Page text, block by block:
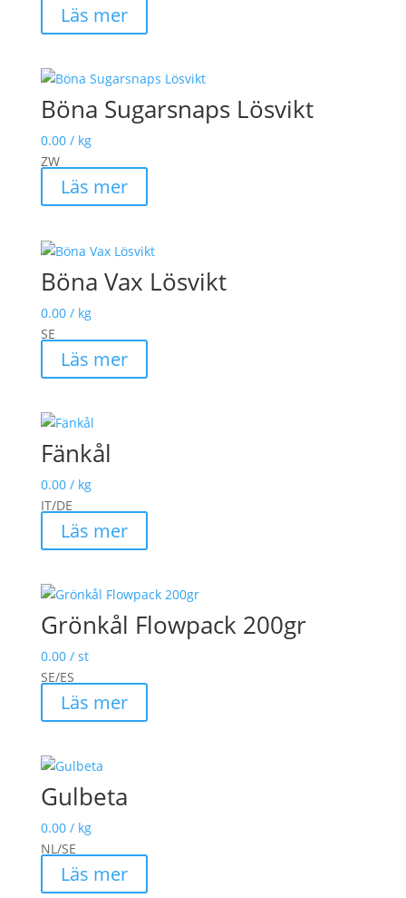
Läs mer
Böna Sugarsnaps Lösvikt
0.00/ kg
ZW
Läs mer
Böna Vax Lösvikt
0.00/ kg
SE
Läs mer
Fänkål
0.00/ kg
IT/DE
Läs mer
Grönkål Flowpack 200gr
0.00/ st
SE/ES
Läs mer
Gulbeta
0.00/ kg
NL/SE
Läs mer